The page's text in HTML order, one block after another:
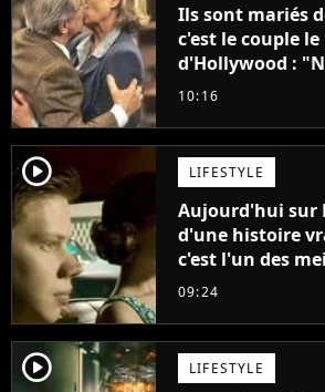
Ils sont mariés
c'est le couple
d'Hollywood :
avancé jour
décennies"
10:16
player2 LIFESTYLE
Aujourd'hui sur
d'une histoire
c'est l'un des
21ème siècle
09:24
player2 LIFESTYLE